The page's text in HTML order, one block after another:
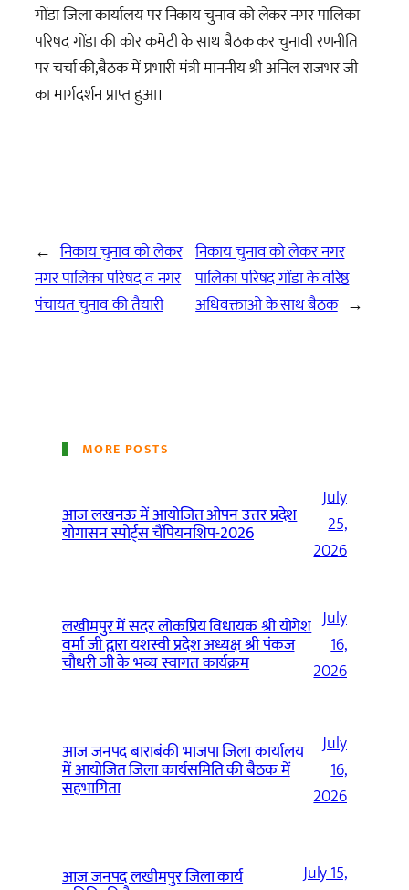
गोंडा जिला कार्यालय पर निकाय चुनाव को लेकर नगर पालिका
परिषद गोंडा की कोर कमेटी के साथ बैठक कर चुनावी रणनीति
पर चर्चा की,बैठक में प्रभारी मंत्री माननीय श्री अनिल राजभर जी
का मार्गदर्शन प्राप्त हुआ।
← निकाय चुनाव को लेकर
नगर पालिका परिषद व नगर
पंचायत चुनाव की तैयारी
निकाय चुनाव को लेकर नगर
पालिका परिषद गोंडा के वरिष्ठ
अधिवक्ताओ के साथ बैठक →
MORE POSTS
आज लखनऊ में आयोजित ओपन उत्तर प्रदेश
योगासन स्पोर्ट्स चैंपियनशिप-2026
July
25,
2026
लखीमपुर में सदर लोकप्रिय विधायक श्री योगेश
वर्मा जी द्वारा यशस्वी प्रदेश अध्यक्ष श्री पंकज
चौधरी जी के भव्य स्वागत कार्यक्रम
July
16,
2026
आज जनपद बाराबंकी भाजपा जिला कार्यालय
में आयोजित जिला कार्यसमिति की बैठक में
सहभागिता
July
16,
2026
आज जनपद लखीमपुर जिला कार्य
July 15,